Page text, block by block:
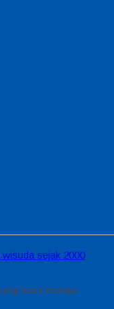
sejak 2000
kami melalui